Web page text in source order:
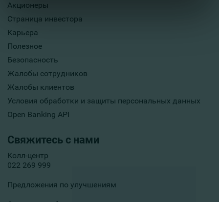
Акционеры
Страница инвестора
Карьера
Полезное
Безопасность
Жалобы сотрудников
Жалобы клиентов
Условия обработки и защиты персональных данных
Open Banking API
Свяжитесь с нами
Колл-центр
022 269 999
Предложения по улучшениям